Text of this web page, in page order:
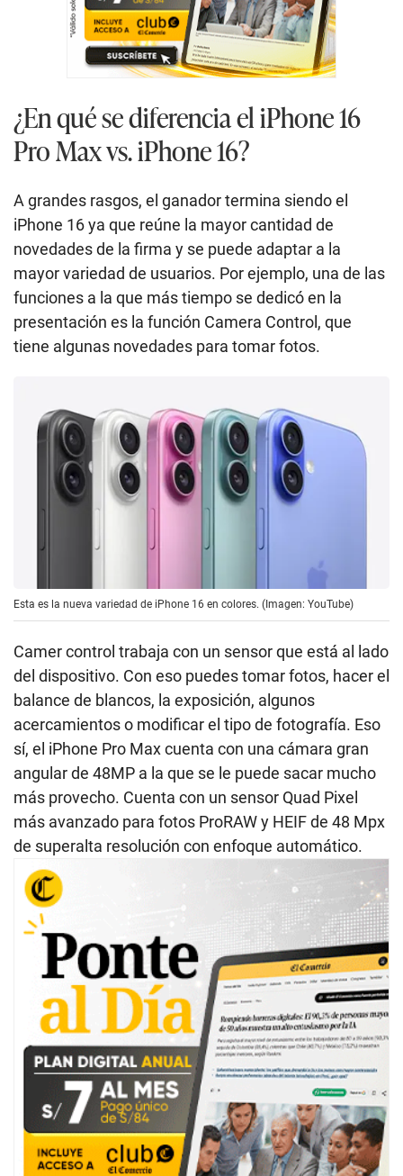
¿En qué se diferencia el iPhone 16
Pro Max vs. iPhone 16?
A grandes rasgos, el ganador termina siendo el
iPhone 16 ya que reúne la mayor cantidad de
novedades de la firma y se puede adaptar a la
mayor variedad de usuarios. Por ejemplo, una de las
funciones a la que más tiempo se dedicó en la
presentación es la función Camera Control, que
tiene algunas novedades para tomar fotos.
Esta es la nueva variedad de iPhone 16 en colores. (Imagen: YouTube)
Camer control trabaja con un sensor que está al lado
del dispositivo. Con eso puedes tomar fotos, hacer el
balance de blancos, la exposición, algunos
acercamientos o modificar el tipo de fotografía. Eso
sí, el iPhone Pro Max cuenta con una cámara gran
angular de 48MP a la que se le puede sacar mucho
más provecho. Cuenta con un sensor Quad Pixel
más avanzado para fotos ProRAW y HEIF de 48 Mpx
de superalta resolución con enfoque automático.